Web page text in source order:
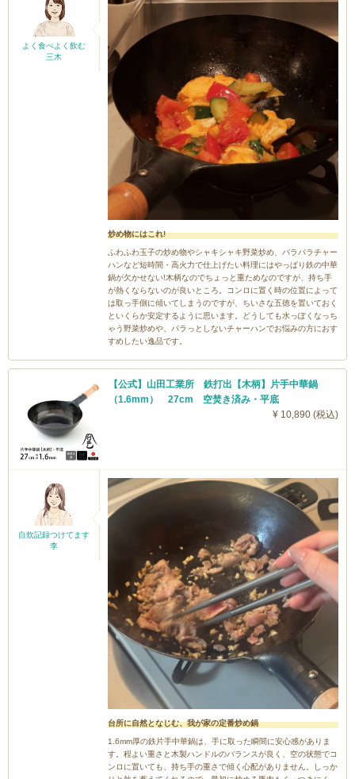
よく食べよく飲む
三木
炒め物にはこれ!
ふわふわ玉子の炒め物やシャキシャキ野菜炒め、パラパラチャー
ハンなど短時間・高火力で仕上げたい料理にはやっぱり鉄の中華
鍋が欠かせない!木柄なのでちょっと重ためなのですが、持ち手
が熱くならないのが良いところ。コンロに置く時の位置によって
は取っ手側に傾いてしまうのですが、ちいさな五徳を置いておく
といくらか安定するように思います。どうしても水っぽくなっち
ゃう野菜炒めや、パラっとしないチャーハンでお悩みの方におす
すめしたい逸品です。
【公式】山田工業所 鉄打出【木柄】片手中華鍋
（1.6mm） 27cm 空焚き済み・平底
¥ 10,890 (税込)
自炊記録つけてます
李
台所に自然となじむ、我が家の定番炒め鍋
1.6mm厚の鉄片手中華鍋は、手に取った瞬間に安心感がありま
す。程よい重さと木製ハンドルのバランスが良く、空の状態でコ
ンロに置いても、持ち手の重さで傾く心配がありません。しっか